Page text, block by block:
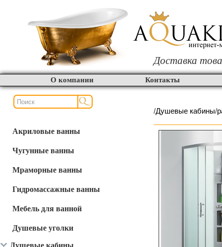
Доставка
О компании Контакты
Акриловые ванны
Чугунные ванны
Мраморные ванны
Гидромассажные ванны
Мебель для ванной
Душевые уголки
/Душевые кабины/